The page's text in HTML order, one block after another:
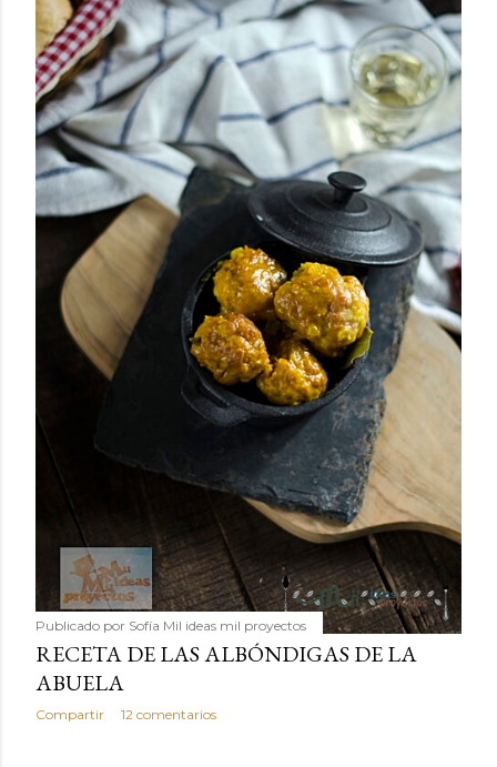
Publicado por Sofía Mil ideas mil proyectos
RECETA DE LAS ALBÓNDIGAS DE LA
ABUELA
Compartir 12 comentarios